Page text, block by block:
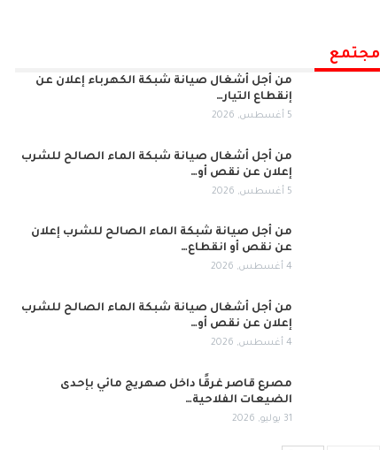
مجتمع
من أجل أشغال صيانة شبكة الكهرباء إعلان عن
إنقطاع التيار…
5 أغسطس, 2026
من أجل أشغال صيانة شبكة الماء الصالح للشرب
إعلان عن نقص أو…
5 أغسطس, 2026
من أجل صيانة شبكة الماء الصالح للشرب إعلان
عن نقص أو انقطاع…
4 أغسطس, 2026
من أجل أشغال صيانة شبكة الماء الصالح للشرب
إعلان عن نقص أو…
4 أغسطس, 2026
مصرع قاصر غرقًا داخل صهريج مائي بإحدى
الضيعات الفلاحية…
31 يوليو, 2026